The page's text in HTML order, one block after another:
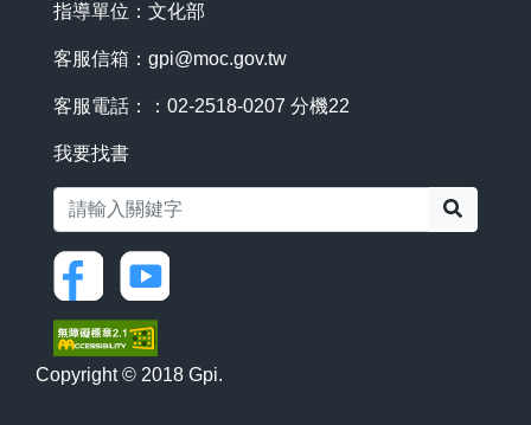
指導單位：文化部
客服信箱： gpi@moc.gov.tw
客服電話：：02-2518-0207 分機22
我要找書
Copyright © 2018 Gpi.